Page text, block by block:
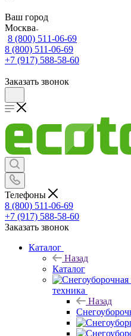
Ваш город
Москва
8 (800) 511-06-69
8 (800) 511-06-69
+7 (917) 588-58-60
Заказать звонок
Телефоны
8 (800) 511-06-69
+7 (917) 588-58-60
Заказать звонок
Каталог
Назад
Каталог
техника
Назад